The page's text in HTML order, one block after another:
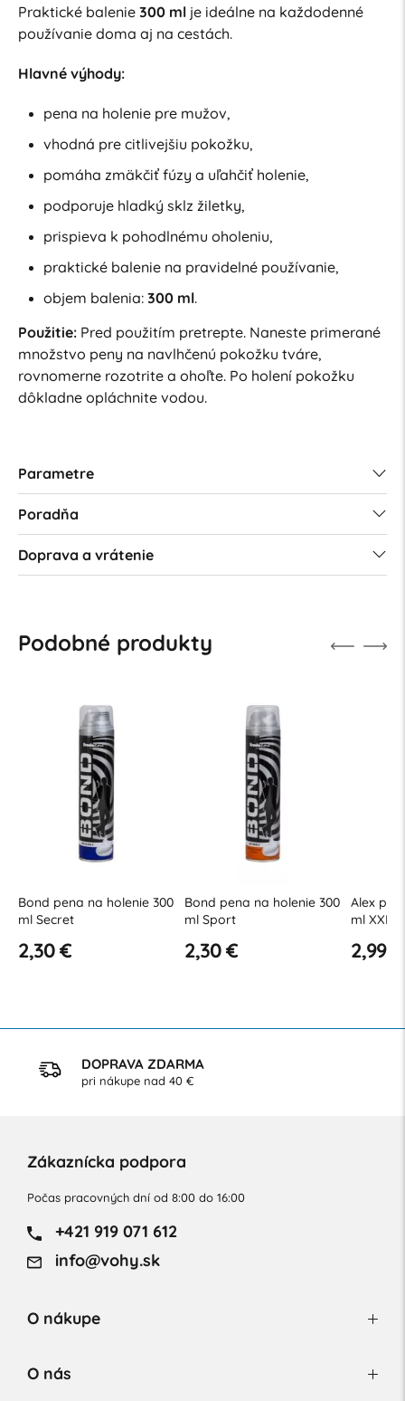
Praktické balenie 300 mlje ideálne na každodenné
používanie doma aj na cestách.
Hlavné výhody:
pena na holenie pre mužov,
vhodná pre citlivejšiu pokožku,
pomáha zmäkčiť fúzy a uľahčiť holenie,
podporuje hladký sklz žiletky,
prispieva k pohodlnému oholeniu,
praktické balenie na pravidelné používanie,
objem balenia: 300 ml.
Použitie:Pred použitím pretrepte. Naneste primerané
množstvo peny na navlhčenú pokožku tváre,
rovnomerne rozotrite a ohoľte. Po holení pokožku
dôkladne opláchnite vodou.
Parametre
Poradňa
Doprava a vrátenie
Podobné produkty
Bond pena na holenie 300
ml Secret
2,30 €
Bond pena na holenie 300
ml Sport
2,30 €
Alex
ml XXL
2,99 €
DOPRAVA ZDARMA
pri nákupe nad 40 €
Zákaznícka podpora
Počas pracovných dní od 8:00 do 16:00
+421 919 071 612
info@vohy.sk
O nákupe
O nás